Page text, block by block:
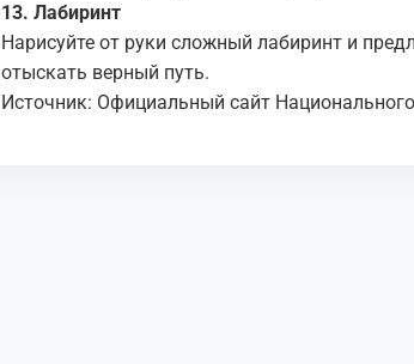
13. Лабиринт
Нарисуйте от руки сложный лабиринт и
отыскать верный путь.
Источник: Официальный сайт